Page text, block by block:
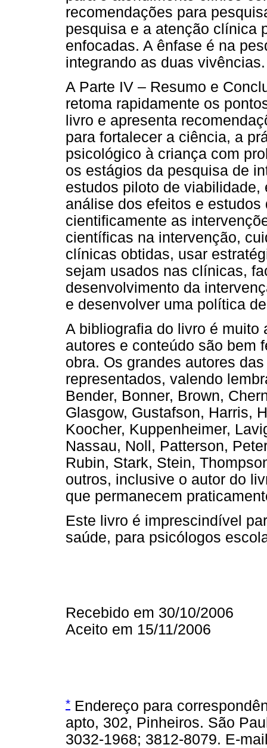
recomendações para
pesquisa e a atenção clínica
enfocadas. A ênfase é na
integrando as duas vivências.
A Parte IV – Resumo e
retoma rapidamente os
livro e apresenta
para fortalecer a ciência, a
psicológico à criança com
os estágios da pesquisa de
estudos piloto de
análise dos efeitos e
cientificamente as
científicas na intervenção,
clínicas obtidas, usar
sejam usados nas clínicas,
desenvolvimento da
e desenvolver uma política
A bibliografia do livro é
autores e conteúdo são bem
obra. Os grandes autores
representados, valendo
Bender, Bonner, Brown,
Glasgow, Gustafson, Harris,
Koocher, Kuppenheimer,
Nassau, Noll, Patterson,
Rubin, Stark, Stein,
outros, inclusive o autor do
que permanecem
Este livro é imprescindível
saúde, para psicólogos
Recebido em 30/10/2006
Aceito em 15/11/2006
* Endereço para
apto, 302, Pinheiros. São
3032-1968; 3812-8079. E-